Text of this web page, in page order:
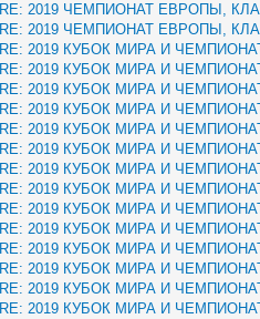
RE: 2019 ЧЕМПИОНАТ ЕВРОПЫ,
RE: 2019 ЧЕМПИОНАТ ЕВРОПЫ,
RE: 2019 КУБОК МИРА И
RE: 2019 КУБОК МИРА И
RE: 2019 КУБОК МИРА И
RE: 2019 КУБОК МИРА И
RE: 2019 КУБОК МИРА И
RE: 2019 КУБОК МИРА И
RE: 2019 КУБОК МИРА И
RE: 2019 КУБОК МИРА И
RE: 2019 КУБОК МИРА И
RE: 2019 КУБОК МИРА И
RE: 2019 КУБОК МИРА И
RE: 2019 КУБОК МИРА И
RE: 2019 КУБОК МИРА И
RE: 2019 КУБОК МИРА И